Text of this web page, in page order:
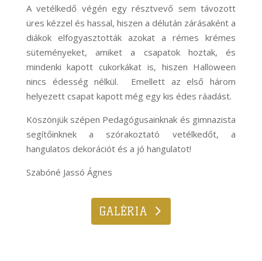
A vetélkedő végén egy résztvevő sem távozott
üres kézzel és hassal, hiszen a délután zárásaként a
diákok elfogyasztották azokat a rémes krémes
süteményeket, amiket a csapatok hoztak, és
mindenki kapott cukorkákat is, hiszen Halloween
nincs édesség nélkül. Emellett az első három
helyezett csapat kapott még egy kis édes ráadást.
Köszönjük szépen Pedagógusainknak és gimnazista
segítőinknek a szórakoztató vetélkedőt, a
hangulatos dekorációt és a jó hangulatot!
Szabóné Jassó Ágnes
GALÉRIA